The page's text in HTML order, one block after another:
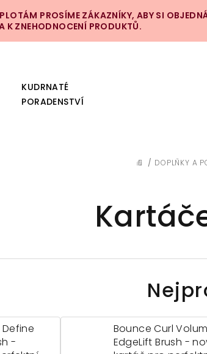
PROSÍME ZÁKAZNÍKY, ABY SI
K ZNEHODNOCENÍ PRODUKTŮ.
KUDRNATÉ
PORADENSTVÍ
DOMŮ
/ DOPLŇKY A
-
Bounce Curl
EdgeLift Brush -